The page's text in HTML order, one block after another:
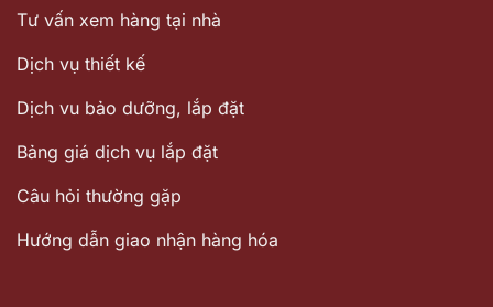
Tư vấn xem hàng tại nhà
Dịch vụ thiết kế
Dịch vu bảo dưỡng, lắp đặt
Bảng giá dịch vụ lắp đặt
Câu hỏi thường gặp
Hướng dẫn giao nhận hàng hóa